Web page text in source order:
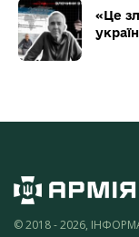
«Це
© 2018 - 2026,